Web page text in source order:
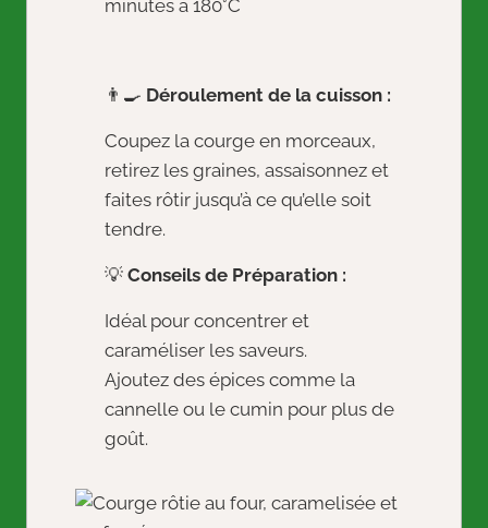
minutes à 180°C
👨‍🍳 Déroulement de la cuisson :
Coupez la courge en morceaux,
retirez les graines, assaisonnez et
faites rôtir jusqu’à ce qu’elle soit
tendre.
💡 Conseils de Préparation :
Idéal pour concentrer et
caraméliser les saveurs.
Ajoutez des épices comme la
cannelle ou le cumin pour plus de
goût.